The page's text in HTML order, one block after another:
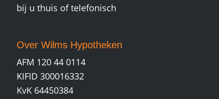
bij u thuis of telefonisch
Over Wilms Hypotheken
AFM 120 44 0114
KIFID 300016332
KvK 64450384